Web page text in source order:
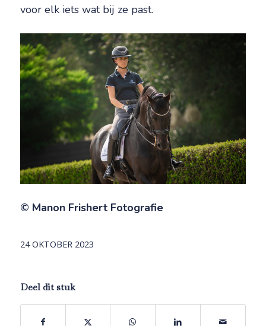
voor elk iets wat bij ze past.
© Manon Frishert Fotografie
24 OKTOBER 2023
Deel dit stuk